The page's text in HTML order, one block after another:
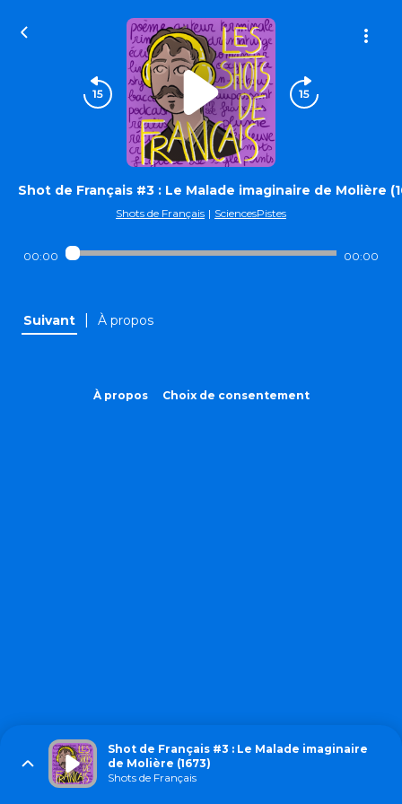
Shot de Français #3 : Le Malade imaginaire de Molière
Shots de Français | SciencesPistes
00:00 00:00
Suivant À propos
À propos Choix de consentement
Shot de Français #3 : Le Malade imaginaire
de Molière (1673)
Shots de Français